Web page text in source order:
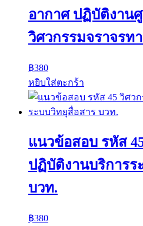
อากาศ ปฏิบัติงาน
วิศวกรรมจราจรท
฿380
หยิบใส่ตะกร้า
แนวข้อสอบ รหัส
ปฏิบัติงานบริการร
บวท.
฿380